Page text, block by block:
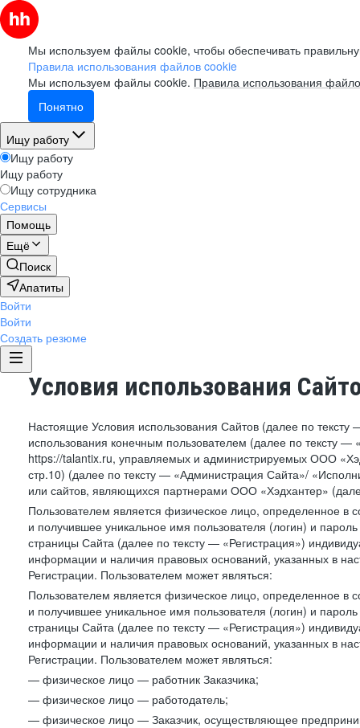
Мы используем файлы cookie, чтобы обеспечивать
Правила использования файлов cookie
Мы используем файлы cookie. Правила использования
Понятно
Ищу работу
Ищу работу
Ищу работу
Ищу сотрудника
Сервисы
Помощь
Ещё
Поиск
Апатиты
Войти
Войти
Создать резюме
Условия использования
Настоящие Условия использования Сайтов (далее по
использования конечным пользователем (далее по тексту
https://talantix.ru, управляемых и администрируемых ООО
стр.10) (далее по тексту — «Администрация Сайта»/
или сайтов, являющихся партнерами ООО «Хэдхантер»
Пользователем является физическое лицо, определенное в
и получившее уникальное имя пользователя (логин) и
страницы Сайта (далее по тексту — «Регистрация»)
информации и наличия правовых оснований, указанных в
Регистрации. Пользователем может являться:
Пользователем является физическое лицо, определенное в
и получившее уникальное имя пользователя (логин) и
страницы Сайта (далее по тексту — «Регистрация»)
информации и наличия правовых оснований, указанных в
Регистрации. Пользователем может являться:
— физическое лицо — работник Заказчика;
— физическое лицо — работодатель;
— физическое лицо — Заказчик, осуществляющее